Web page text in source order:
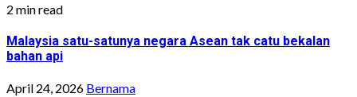
2 min read
Malaysia satu-satunya negara Asean tak catu bekalan
bahan api
April 24, 2026 Bernama